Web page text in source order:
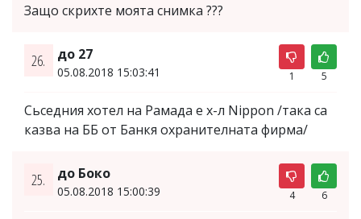
Защо скрихте моята снимка ???
26. до 27
05.08.2018 15:03:41 1 5
Сьседния хотел на Рамада е х-л Nippon /така са
казва на ББ от Банкя охранителната фирма/
25. до Боко
05.08.2018 15:00:39 4 6